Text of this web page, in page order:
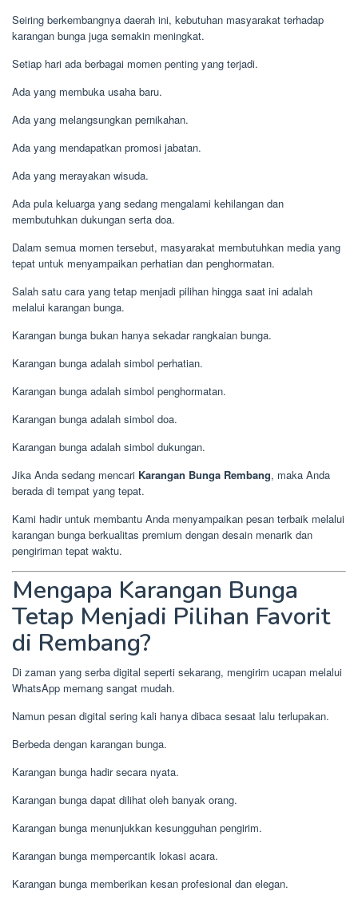
Seiring berkembangnya daerah ini, kebutuhan masyarakat terhadap
karangan bunga juga semakin meningkat.
Setiap hari ada berbagai momen penting yang terjadi.
Ada yang membuka usaha baru.
Ada yang melangsungkan pernikahan.
Ada yang mendapatkan promosi jabatan.
Ada yang merayakan wisuda.
Ada pula keluarga yang sedang mengalami kehilangan dan
membutuhkan dukungan serta doa.
Dalam semua momen tersebut, masyarakat membutuhkan media yang
tepat untuk menyampaikan perhatian dan penghormatan.
Salah satu cara yang tetap menjadi pilihan hingga saat ini adalah
melalui karangan bunga.
Karangan bunga bukan hanya sekadar rangkaian bunga.
Karangan bunga adalah simbol perhatian.
Karangan bunga adalah simbol penghormatan.
Karangan bunga adalah simbol doa.
Karangan bunga adalah simbol dukungan.
Jika Anda sedang mencari Karangan Bunga Rembang, maka Anda
berada di tempat yang tepat.
Kami hadir untuk membantu Anda menyampaikan pesan terbaik melalui
karangan bunga berkualitas premium dengan desain menarik dan
pengiriman tepat waktu.
Mengapa Karangan Bunga
Tetap Menjadi Pilihan Favorit
di Rembang?
Di zaman yang serba digital seperti sekarang, mengirim ucapan melalui
WhatsApp memang sangat mudah.
Namun pesan digital sering kali hanya dibaca sesaat lalu terlupakan.
Berbeda dengan karangan bunga.
Karangan bunga hadir secara nyata.
Karangan bunga dapat dilihat oleh banyak orang.
Karangan bunga menunjukkan kesungguhan pengirim.
Karangan bunga mempercantik lokasi acara.
Karangan bunga memberikan kesan profesional dan elegan.